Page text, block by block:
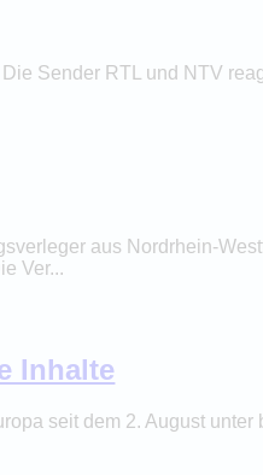
Sender RTL und NTV
aus Nordrhein-
Ver...
Inhalte
seit dem 2. August unter